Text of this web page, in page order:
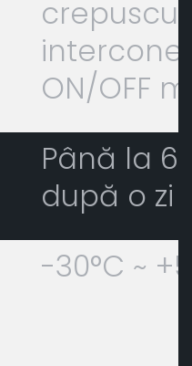
ON/OFF
Până la
după o zi
-30°C ~